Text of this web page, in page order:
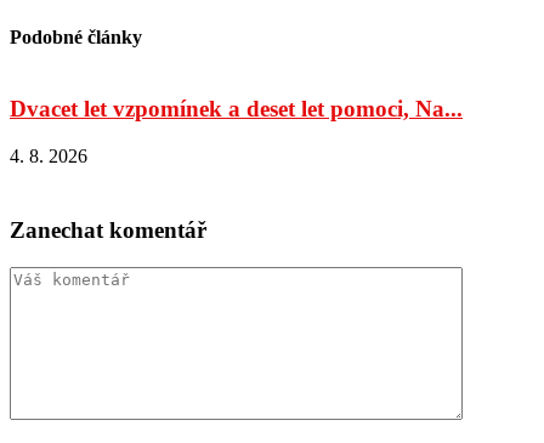
Podobné články
Dvacet let vzpomínek a deset let pomoci, Na...
4. 8. 2026
Zanechat komentář